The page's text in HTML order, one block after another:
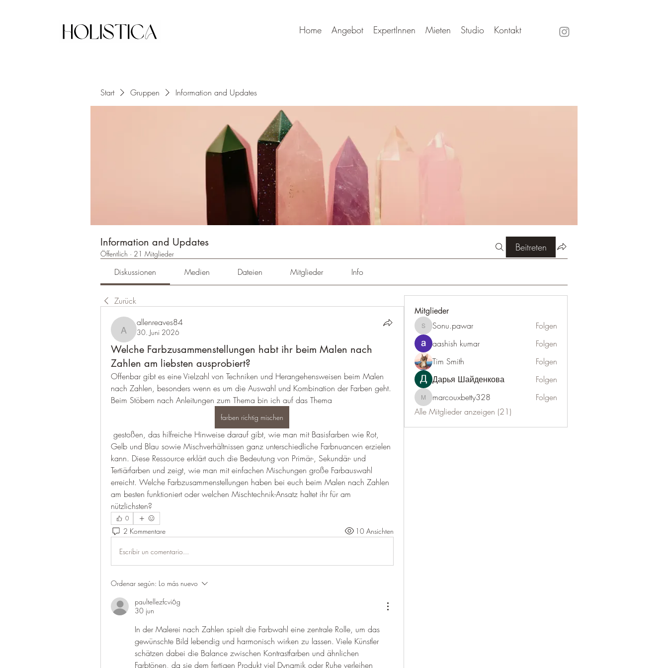
Home Angebot ExpertInnen Mieten Studio Kontakt
Start Gruppen Information and Updates
Information and Updates
Öffentlich · 21 Mitglieder
Beitreten
Diskussionen Medien Dateien Mitglieder Info
Zurück
allenreaves84
allenreaves84
30. Juni 2026
Welche Farbzusammenstellungen habt ihr beim Malen nach
Zahlen am liebsten ausprobiert?
Offenbar gibt es eine Vielzahl von Techniken und Herangehensweisen beim Malen
nach Zahlen, besonders wenn es um die Auswahl und Kombination der Farben geht.
Beim Stöbern nach Anleitungen zum Thema bin ich auf das Thema
farben richtig mischen
Gelb und Blau sowie Mischverhältnissen ganz unterschiedliche Farbnuancen erzielen
kann. Diese Ressource erklärt auch die Bedeutung von Primär-, Sekundär- und
Tertiärfarben und zeigt, wie man mit einfachen Mischungen große Farbauswahl
erreicht. Welche Farbzusammenstellungen haben bei euch beim Malen nach Zahlen
am besten funktioniert oder welchen Mischtechnik-Ansatz haltet ihr für am
nützlichsten?
0
2 Kommentare 10 Ansichten
Escribir un comentario...
Ordenar según: Lo más nuevo
paultellezfcvi6g
30 jun
In der Malerei nach Zahlen spielt die Farbwahl eine zentrale Rolle, um das
gewünschte Bild lebendig und harmonisch wirken zu lassen. Viele Künstler
schätzen dabei die Balance zwischen Kontrastfarben und ähnlichen
Farbtönen, da sie dem fertigen Produkt viel Dynamik oder Ruhe verleihen
Mitglieder
Sonu.pawar
Sonu.pawar
Folgen
aashish kumar
Folgen
Tim Smith
Folgen
Дарья Шайденкова
Folgen
marcouxbetty328
marcouxbetty328
Folgen
Alle Mitglieder anzeigen (21)